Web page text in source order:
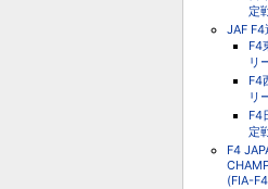
定
JAF F4
F4
リ
F4
リ
F4
定
F4
(FIA-